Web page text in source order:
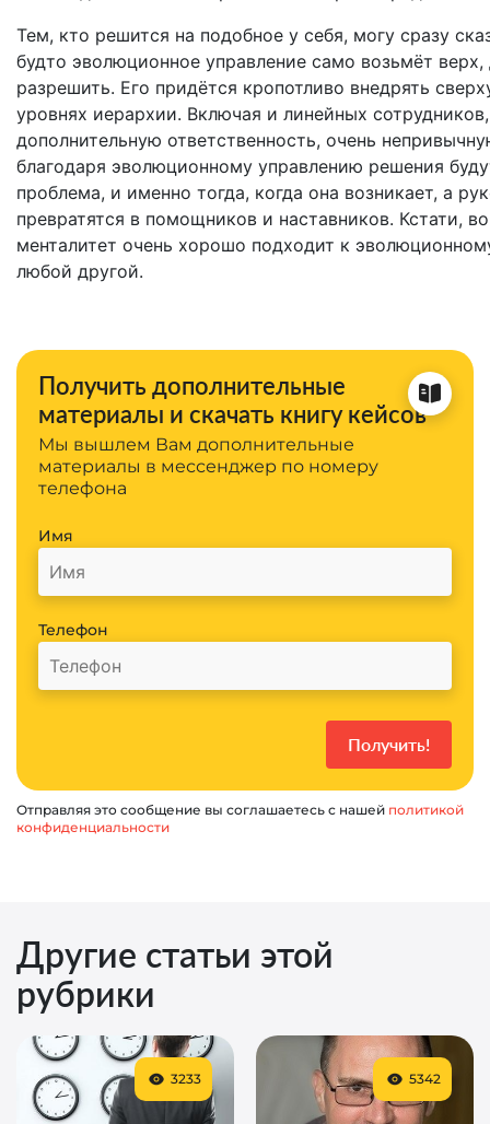
Тем, кто решится на подобное у себя, могу сразу
будто эволюционное управление само возьмёт
разрешить. Его придётся кропотливо внедрять
уровнях иерархии. Включая и линейных
дополнительную ответственность, очень
благодаря эволюционному управлению решения
проблема, и именно тогда, когда она возникает, а
превратятся в помощников и наставников. Кстати,
менталитет очень хорошо подходит к
любой другой.
Получить дополнительные
материалы и скачать книгу кейсов
Мы вышлем Вам дополнительные
материалы в мессенджер по номеру
телефона
Имя
Телефон
Отправляя это сообщение вы соглашаетесь с нашей политикой
конфиденциальности
Другие статьи этой
рубрики
3233 5342